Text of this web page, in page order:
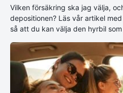
Vilken försäkring ska jag välja,
depositionen? Läs vår artikel
så att du kan välja den hyrbil